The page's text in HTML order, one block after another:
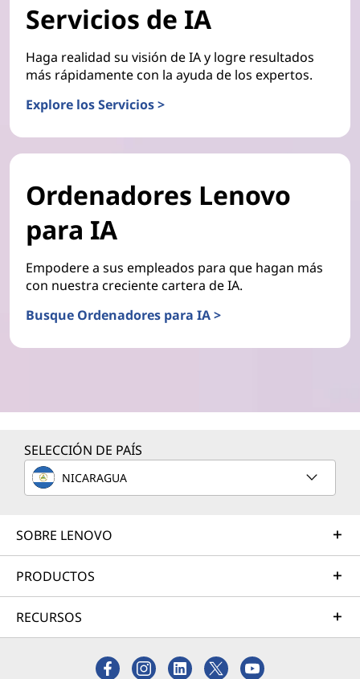
Servicios de IA
Haga realidad su visión de IA y logre resultados
más rápidamente con la ayuda de los expertos.
Explore los Servicios >
Ordenadores Lenovo
para IA
Empodere a sus empleados para que hagan más
con nuestra creciente cartera de IA.
Busque Ordenadores para IA >
SELECCIÓN DE PAÍS
NICARAGUA
SOBRE LENOVO
PRODUCTOS
RECURSOS